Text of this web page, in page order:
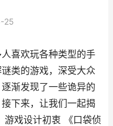
25
喜欢玩各种类型的手
类的游戏，深受大众
渐发现了一些诡异的
下来，让我们一起揭
游戏设计初衷 《口袋侦